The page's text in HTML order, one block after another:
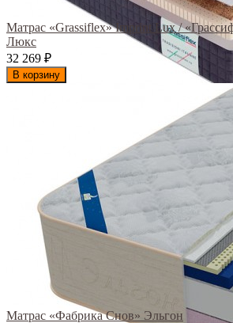
Матрас «Grassiflex» Imprint Lux /
Люкс
32 269 ₽
В корзину
Матрас «Фабрика Снов» Эльгон